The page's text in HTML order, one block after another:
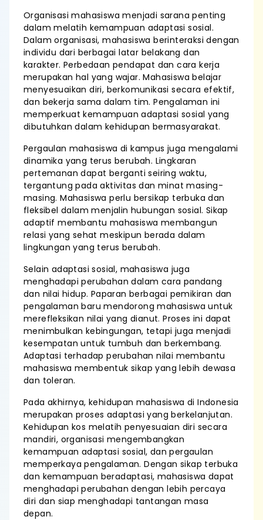
Organisasi mahasiswa menjadi sarana penting
dalam melatih kemampuan adaptasi sosial.
Dalam organisasi, mahasiswa berinteraksi dengan
individu dari berbagai latar belakang dan
karakter. Perbedaan pendapat dan cara kerja
merupakan hal yang wajar. Mahasiswa belajar
menyesuaikan diri, berkomunikasi secara efektif,
dan bekerja sama dalam tim. Pengalaman ini
memperkuat kemampuan adaptasi sosial yang
dibutuhkan dalam kehidupan bermasyarakat.
Pergaulan mahasiswa di kampus juga mengalami
dinamika yang terus berubah. Lingkaran
pertemanan dapat berganti seiring waktu,
tergantung pada aktivitas dan minat masing-
masing. Mahasiswa perlu bersikap terbuka dan
fleksibel dalam menjalin hubungan sosial. Sikap
adaptif membantu mahasiswa membangun
relasi yang sehat meskipun berada dalam
lingkungan yang terus berubah.
Selain adaptasi sosial, mahasiswa juga
menghadapi perubahan dalam cara pandang
dan nilai hidup. Paparan berbagai pemikiran dan
pengalaman baru mendorong mahasiswa untuk
merefleksikan nilai yang dianut. Proses ini dapat
menimbulkan kebingungan, tetapi juga menjadi
kesempatan untuk tumbuh dan berkembang.
Adaptasi terhadap perubahan nilai membantu
mahasiswa membentuk sikap yang lebih dewasa
dan toleran.
Pada akhirnya, kehidupan mahasiswa di Indonesia
merupakan proses adaptasi yang berkelanjutan.
Kehidupan kos melatih penyesuaian diri secara
mandiri, organisasi mengembangkan
kemampuan adaptasi sosial, dan pergaulan
memperkaya pengalaman. Dengan sikap terbuka
dan kemampuan beradaptasi, mahasiswa dapat
menghadapi perubahan dengan lebih percaya
diri dan siap menghadapi tantangan masa
depan.